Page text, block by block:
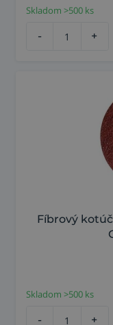
Skladom >500 ks
- +
Fíbrový
Skladom >500 ks
- +